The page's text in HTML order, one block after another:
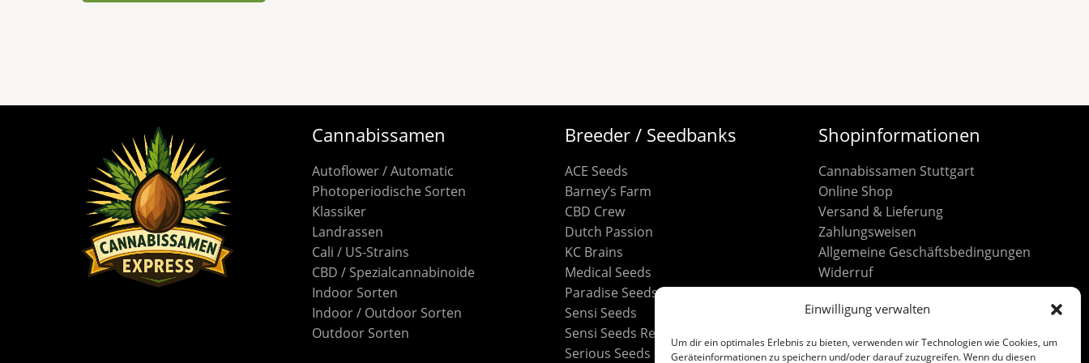
Einwilligung verwalten
Um dir ein optimales Erlebnis zu bieten, verwenden wir Technologien wie Cookies, um
Geräteinformationen zu speichern und/oder darauf zuzugreifen. Wenn du diesen
Cannabissamen
Autoflower / Automatic
Photoperiodische Sorten
Klassiker
Landrassen
Cali / US-Strains
CBD / Spezialcannabinoide
Indoor Sorten
Indoor / Outdoor Sorten
Outdoor Sorten
Breeder / Seedbanks
ACE Seeds
Barney’s Farm
CBD Crew
Dutch Passion
KC Brains
Medical Seeds
Paradise Seeds
Sensi Seeds
Sensi Seeds Research
Serious Seeds
Shopinformationen
Cannabissamen Stuttgart
Online Shop
Versand & Lieferung
Zahlungsweisen
Allgemeine Geschäftsbedingungen
Widerruf
Datenschutz
Cookie-Richtlinie (EU)